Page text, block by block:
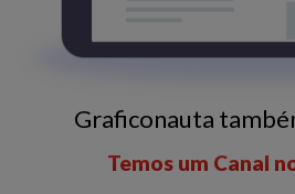
Graficonauta
Temos um Canal